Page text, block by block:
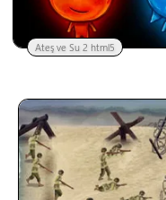
Ateş ve Su 2 html5